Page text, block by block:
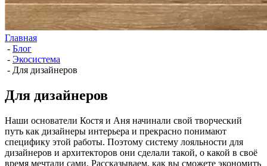
Главная
- Блог
- Экосистема
- Для дизайнеров
Для дизайнеров
Наши основатели Костя и Аня начинали свой творческий
путь как дизайнеры интерьера и прекрасно понимают
специфику этой работы. Поэтому систему лояльности для
дизайнеров и архитекторов они сделали такой, о какой в своё
время мечтали сами. Рассказываем, как вы сможете экономить